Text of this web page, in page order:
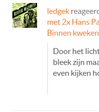
ledgek
met 2x Hans
Binnen kweken
Door het
bleek zijn
even kijken